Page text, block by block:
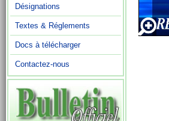
Désignations
Textes & Réglements
Docs à télécharger
Contactez-nous